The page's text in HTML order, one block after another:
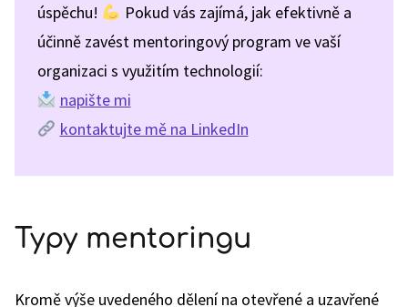
úspěchu!
Pokud vás zajímá, jak efektivně a
účinně zavést mentoringový program ve vaší
organizaci s využitím technologií:
napište mi
kontaktujte mě na LinkedIn
Typy mentoringu
Kromě výše uvedeného dělení na otevřené a uzavřené